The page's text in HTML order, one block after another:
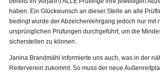
haben. Ein Glückwunsch an dieser Stelle an alle
bedingt wurde der Abzeichenlehrgang jedoch nur mit
ursprünglichen Prüfungen durchgeführt, um die
sicherstellen zu können.
Janina Brandmähl informierte uns auch, was in der
Reiterverein zukommt. So muss der neue